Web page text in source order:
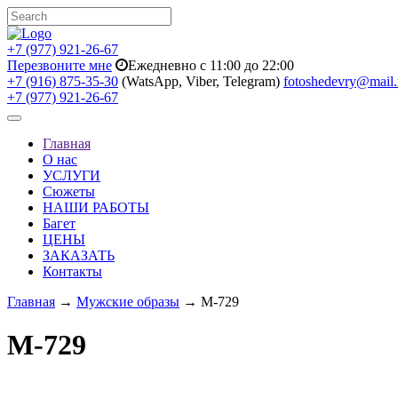
+7 (977) 921-26-67
Перезвоните мне
Ежедневно с 11:00 до 22:00
+7 (916) 875-35-30 (WatsApp, Viber, Telegram)
+7 (977) 921-26-67
Toggle
navigationГлавная
О нас
УСЛУГИ
Сюжеты
НАШИ РАБОТЫ
Багет
ЦЕНЫ
ЗАКАЗАТЬ
Контакты
Главная → Мужские образы → M-729
M-729